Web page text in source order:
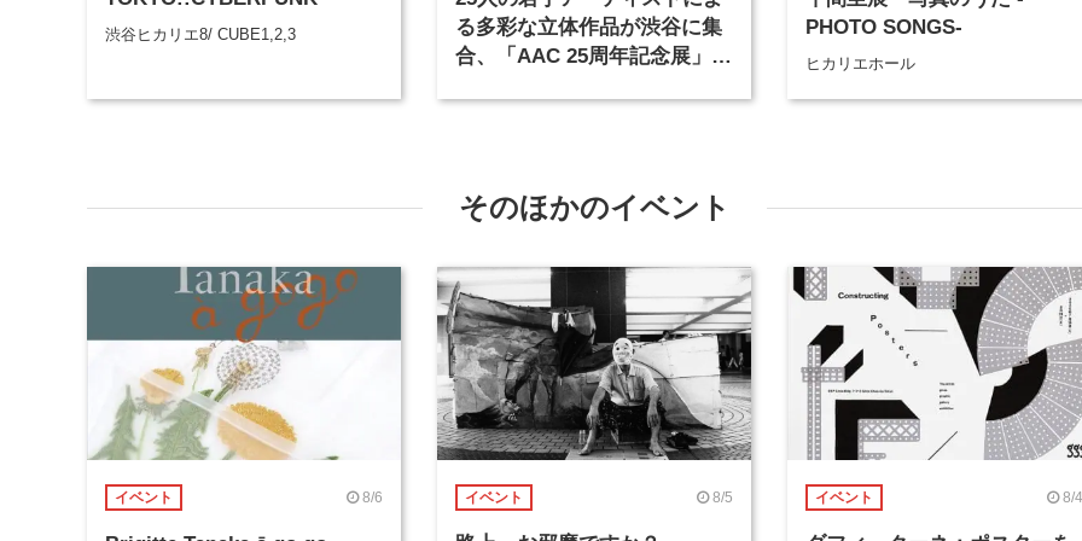
渋谷ヒカリエ8/ CUBE1,2,3
る多彩な立体作品が渋谷に集
合、「AAC 25周年記念展」が
PHOTO SONGS-
ヒカリエホール
そのほかのイベント
イベント 8/6 イベント 8/5 イベント 8/4